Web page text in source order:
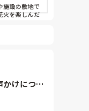
施設の敷地で
火を楽しんだ
る機会があ
ますね！
かけについ